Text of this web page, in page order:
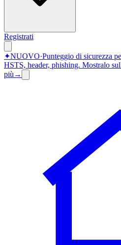
Registrati
✦NUOVO·Punteggio di sicurezza
HSTS, header, phishing. Mostralo
più →